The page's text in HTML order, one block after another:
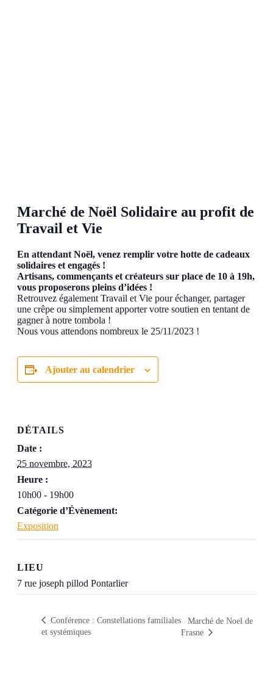
Marché de Noël Solidaire au profit de
Travail et Vie
En attendant Noël, venez remplir votre hotte de cadeaux
solidaires et engagés !
Artisans, commençants et créateurs sur place de 10 à 19h,
vous proposerons pleins d’idées !
Retrouvez également Travail et Vie pour échanger, partager
une crêpe ou simplement apporter votre soutien en tentant de
gagner à notre tombola !
Nous vous attendons nombreux le 25/11/2023 !
Ajouter au calendrier
DÉTAILS
Date :
25 novembre, 2023
Heure :
10h00 - 19h00
Catégorie d’Évènement:
Exposition
LIEU
7 rue joseph pillod Pontarlier
Conférence : Constellations familiales
et systémiques
Marché de Noel de
Frasne